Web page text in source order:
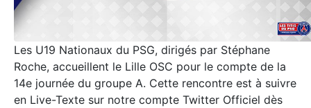
Les U19 Nationaux du PSG, dirigés par Stéphane
Roche, accueillent le Lille OSC pour le compte de la
14e journée du groupe A. Cette rencontre est à suivre
en Live-Texte sur notre compte Twitter Officiel dès